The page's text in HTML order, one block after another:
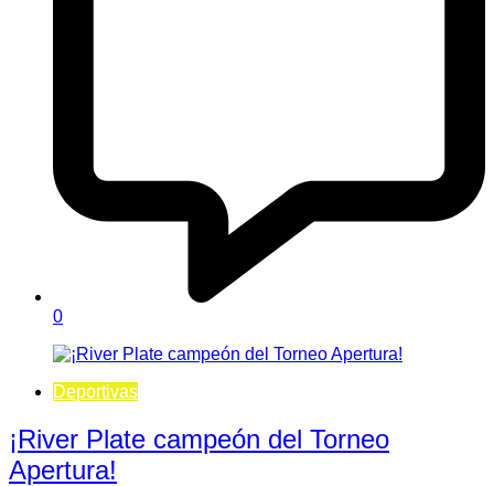
0
Deportivas
¡River Plate campeón del Torneo
Apertura!